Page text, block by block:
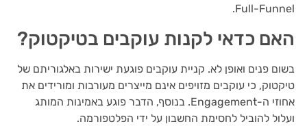
Full-Funnel.
האם כדאי לקנות עוקבים בטיקטוק?
בשום פנים ואופן לא. קניית עוקבים פוגעת ישירות באלגוריתם של
טיקטוק, כי עוקבים מזויפים אינם מייצרים מעורבות ומורידים את
אחוזי ה-Engagement. בנוסף, הדבר פוגע באמינות המותג
ועלול להוביל לחסימת החשבון על ידי הפלטפורמה.